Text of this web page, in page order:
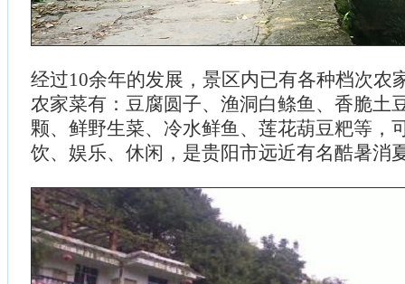
经过10余年的发展，景区内已有各种档次农
农家菜有：豆腐圆子、渔洞白鲦鱼、香脆土
颗、鲜野生菜、冷水鲜鱼、莲花葫豆粑等，
饮、娱乐、休闲，是贵阳市远近有名酷暑消